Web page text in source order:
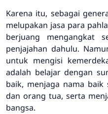
Karena itu, sebagai
melupakan jasa para
berjuang mengangkat
penjajahan dahulu.
untuk mengisi
adalah belajar dengan
baik, menjaga nama
dan orang tua, serta
bangsa.